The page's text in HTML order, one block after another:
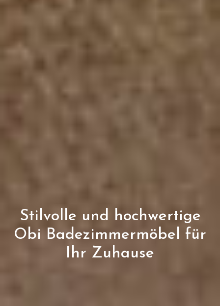
Stilvolle und hochwertige
Obi Badezimmermöbel für
Ihr Zuhause